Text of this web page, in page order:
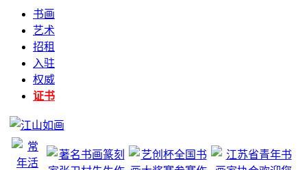
书画
艺术
招租
入驻
权威
证书